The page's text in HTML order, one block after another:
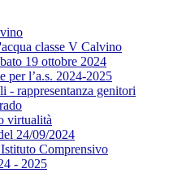
classe V Calvino
19 ottobre 2024
per l’a.s. 2024-2025
- rappresentanza genitori
virtualità
24/09/2024
Comprensivo
- 2025